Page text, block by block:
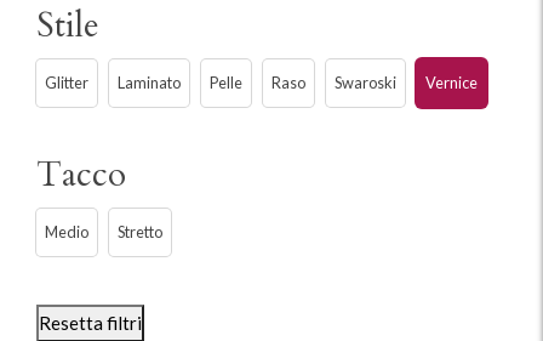
Stile
Glitter Laminato Pelle Raso Swaroski Vernice
Tacco
Medio Stretto
Resetta filtri